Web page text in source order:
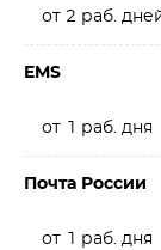
от 2 раб.
EMS
от 1 раб. дня
Почта России
от 1 раб. дня